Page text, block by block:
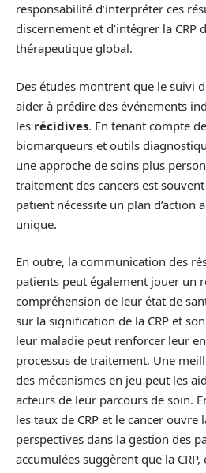
responsabilité d’interpréter ces
discernement et d’intégrer la CRP
thérapeutique global.
Des études montrent que le suivi
aider à prédire des événements
les récidives. En tenant compte
biomarqueurs et outils
une approche de soins plus
traitement des cancers est
patient nécessite un plan d’action
unique.
En outre, la communication des
patients peut également jouer un
compréhension de leur état de
sur la signification de la CRP et
leur maladie peut renforcer leur
processus de traitement. Une
des mécanismes en jeu peut les
acteurs de leur parcours de soin.
les taux de CRP et le cancer ouvre
perspectives dans la gestion des
accumulées suggèrent que la